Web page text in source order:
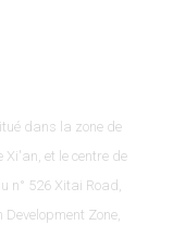
dans la zone de
Xi'an, et le centre de
n° 526 Xitai Road,
Zone,